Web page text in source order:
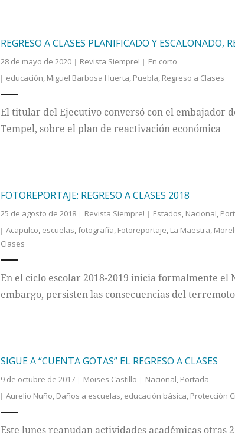
REGRESO A CLASES PLANIFICADO Y ESCALONADO,
28 de mayo de 2020 Revista Siempre!
En corto
educación Miguel Barbosa Huerta Puebla Regreso a Clases
El titular del Ejecutivo conversó con el embajador
Tempel, sobre el plan de reactivación económica
FOTOREPORTAJE: REGRESO A CLASES 2018
25 de agosto de 2018 Revista Siempre! Estados Nacional
Acapulco escuelas fotografía Fotoreportaje La Maestra
Clases
En el ciclo escolar 2018-2019 inicia formalmente el
embargo, persisten las consecuencias del
SIGUE A “CUENTA GOTAS” EL REGRESO A CLASES
9 de octubre de 2017 Moises Castillo Nacional Portada
Aurelio Nuño Daños a escuelas educación básica Protección
Este lunes reanudan actividades académicas otras